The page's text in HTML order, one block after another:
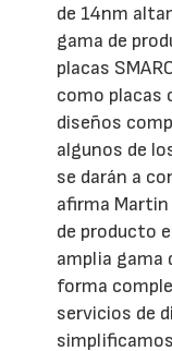
de 14nm
gama de
placas
como placas
diseños
algunos de
se darán a
afirma
de producto
amplia gama
forma
servicios de